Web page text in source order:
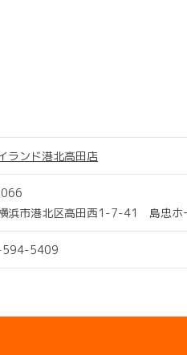
ランド港北高田店
浜市港北区高田西1-7-41 島忠ホ
594-5409